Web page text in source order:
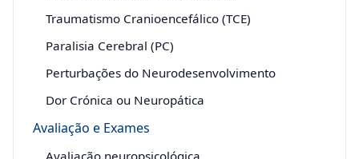
Traumatismo Cranioencefálico (TCE)
Paralisia Cerebral (PC)
Perturbações do Neurodesenvolvimento
Dor Crónica ou Neuropática
Avaliação e Exames
Avaliação neuropsicológica